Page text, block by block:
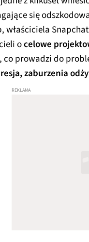
się
właściciela
ocelowe
, co prowadzi do
zaburzenia